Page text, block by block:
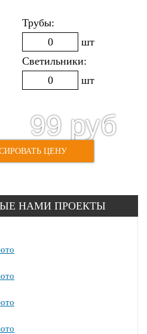
Трубы:
шт
Светильники:
шт
99 руб
ЦЕНУ
НАМИ ПРОЕКТЫ